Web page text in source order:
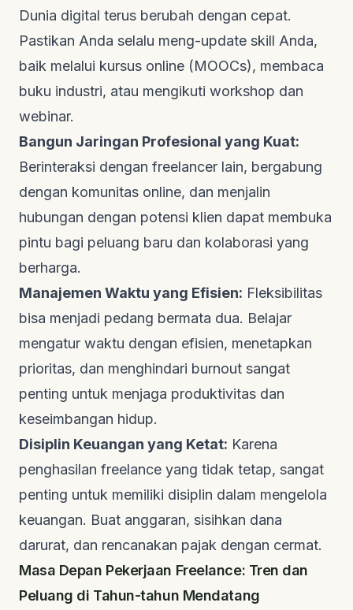
Dunia digital terus berubah dengan cepat.
Pastikan Anda selalu meng-update skill Anda,
baik melalui kursus online (MOOCs), membaca
buku industri, atau mengikuti workshop dan
webinar.
Bangun Jaringan Profesional yang Kuat:
Berinteraksi dengan freelancer lain, bergabung
dengan komunitas online, dan menjalin
hubungan dengan potensi klien dapat membuka
pintu bagi peluang baru dan kolaborasi yang
berharga.
Manajemen Waktu yang Efisien: Fleksibilitas
bisa menjadi pedang bermata dua. Belajar
mengatur waktu dengan efisien, menetapkan
prioritas, dan menghindari burnout sangat
penting untuk menjaga produktivitas dan
keseimbangan hidup.
Disiplin Keuangan yang Ketat: Karena
penghasilan freelance yang tidak tetap, sangat
penting untuk memiliki disiplin dalam mengelola
keuangan. Buat anggaran, sisihkan dana
darurat, dan rencanakan pajak dengan cermat.
Masa Depan Pekerjaan Freelance: Tren dan
Peluang di Tahun-tahun Mendatang